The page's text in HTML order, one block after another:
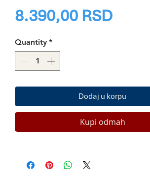
8.390,00 RSDPrice
Quantity *
Dodaj u korpu
Kupi odmah